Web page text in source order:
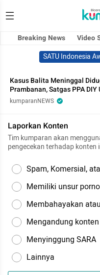
Breaking News Video
SATU Indonesia
Kasus Balita Meninggal
Prambanan, Satgas PPA DIY
kumparanNEWS
Laporkan Konten
Tim kumparan akan
pengecekan terhadap konten
Spam, Komersial,
Memiliki unsur
Membahayakan
Mengandung
Menyinggung SARA
Lainnya